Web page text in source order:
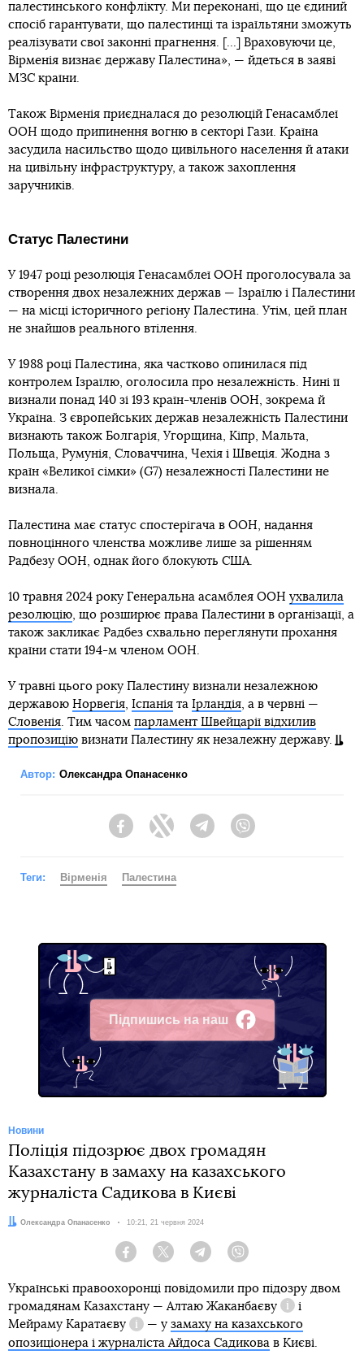
палестинського конфлікту. Ми переконані, що це єдиний
спосіб гарантувати, що палестинці та ізраїльтяни зможуть
реалізувати свої законні прагнення. [...] Враховуючи це,
Вірменія визнає державу Палестина», — йдеться в заяві
МЗС країни.
Також Вірменія приєдналася до резолюцій Генасамблеї
ООН щодо припинення вогню в секторі Гази. Країна
засудила насильство щодо цивільного населення й атаки
на цивільну інфраструктуру, а також захоплення
заручників.
Статус Палестини
У 1947 році резолюція Генасамблеї ООН проголосувала за
створення двох незалежних держав — Ізраїлю і Палестини
— на місці історичного регіону Палестина. Утім, цей план
не знайшов реального втілення.
У 1988 році Палестина, яка частково опинилася під
контролем Ізраїлю, оголосила про незалежність. Нині її
визнали понад 140 зі 193 країн-членів ООН, зокрема й
Україна. З європейських держав незалежність Палестини
визнають також Болгарія, Угорщина, Кіпр, Мальта,
Польща, Румунія, Словаччина, Чехія і Швеція. Жодна з
країн «Великої сімки» (G7) незалежності Палестини не
визнала.
Палестина має статус спостерігача в ООН, надання
повноцінного членства можливе лише за рішенням
Радбезу ООН, однак його блокують США.
10 травня 2024 року Генеральна асамблея ООН ухвалила
резолюцію, що розширює права Палестини в організації, а
також закликає Радбез схвально переглянути прохання
країни стати 194-м членом ООН.
У травні цього року Палестину визнали незалежною
державою Норвегія, Іспанія та Ірландія, а в червні —
Словенія. Тим часом парламент Швейцарії відхилив
пропозицію визнати Палестину як незалежну державу.
Автор: Олександра Опанасенко
FacebookTwitter Telegram
Теги: Вірменія Палестина
Підпишись на наш
Facebook
Новини
Поліція підозрює двох громадян
Казахстану в замаху на казахського
журналіста Садикова в Києві
Автор:
Олександра Опанасенко Дата:
10:21, 21 червня 2024
Facebook Twitter Telegram
Українські правоохоронці повідомили про підозру двом
громадянам Казахстану — Алтаю Жаканбаєву
Довідка
і
Мейраму Каратаєву
Довідка
— у замаху на казахського
опозиціонера і журналіста Айдоса Садикова в Києві.